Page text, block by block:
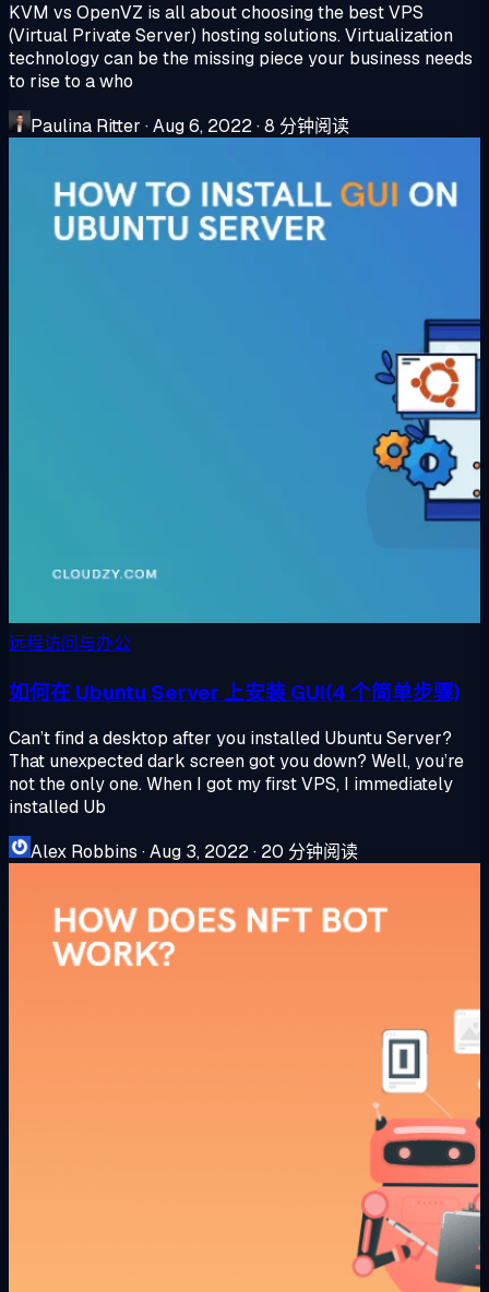
KVM vs OpenVZ is all about choosing the best VPS
(Virtual Private Server) hosting solutions. Virtualization
technology can be the missing piece your business needs
to rise to a who
Paulina Ritter ·Aug 6, 2022·8 分钟阅读
远程访问与办公
如何在 Ubuntu Server 上安装 GUI(4 个简单步骤)
Can’t find a desktop after you installed Ubuntu Server?
That unexpected dark screen got you down? Well, you’re
not the only one. When I got my first VPS, I immediately
installed Ub
Alex Robbins ·Aug 3, 2022· 20 分钟阅读